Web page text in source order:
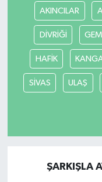
AKINCILAR
DİVRİĞİ
HAFİK
SİVAS ULAŞ
ŞARKIŞLA